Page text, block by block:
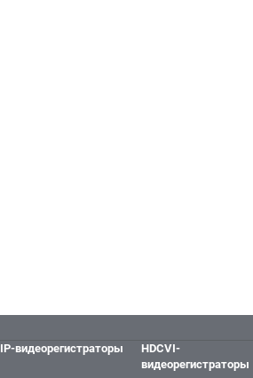
IP-видеорегистраторы
HDCVI-
видеорегистраторы